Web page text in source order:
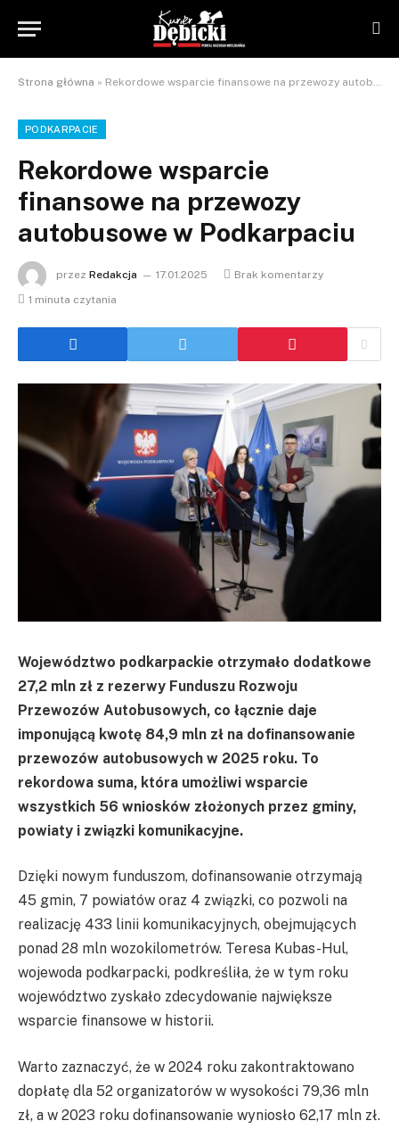
Strona główna » Rekordowe wsparcie finansowe na przewozy autobusowe w Podkarpaciu
PODKARPACIE
Rekordowe wsparcie
finansowe na przewozy
autobusowe w Podkarpaciu
przez Redakcja 17.01.2025
Brak komentarzy
1 minuta czytania
Województwo podkarpackie otrzymało dodatkowe
27,2 mln zł z rezerwy Funduszu Rozwoju
Przewozów Autobusowych, co łącznie daje
imponującą kwotę 84,9 mln zł na dofinansowanie
przewozów autobusowych w 2025 roku. To
rekordowa suma, która umożliwi wsparcie
wszystkich 56 wniosków złożonych przez gminy,
powiaty i związki komunikacyjne.
Dzięki nowym funduszom, dofinansowanie otrzymają
45 gmin, 7 powiatów oraz 4 związki, co pozwoli na
realizację 433 linii komunikacyjnych, obejmujących
ponad 28 mln wozokilometrów. Teresa Kubas-Hul,
wojewoda podkarpacki, podkreśliła, że w tym roku
województwo zyskało zdecydowanie największe
wsparcie finansowe w historii.
Warto zaznaczyć, że w 2024 roku zakontraktowano
dopłatę dla 52 organizatorów w wysokości 79,36 mln
zł, a w 2023 roku dofinansowanie wyniosło 62,17 mln zł.